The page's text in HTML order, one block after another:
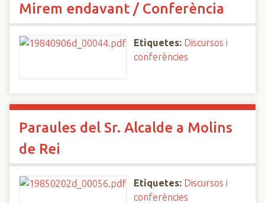
Mirem endavant / Conferència
Etiquetes: Discursos i
conferències
Paraules del Sr. Alcalde a Molins
de Rei
Etiquetes: Discursos i
conferències